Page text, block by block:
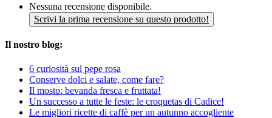
Nessuna recensione disponibile.
Scrivi la prima recensione su questo prodotto!
Il nostro blog:
6 curiosità sul pepe rosa
Conserve dolci e salate, come fare?
Il mosto: bevanda fresca e fruttata!
Un successo a tutte le feste: le croquetas di Cadice!
Le migliori ricette di caffè per un autunno accogliente